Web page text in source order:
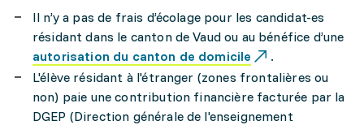
Il n’y a pas de frais d’écolage pour les candidat-es
résidant dans le canton de Vaud ou au bénéfice d’une
autorisation du canton de domicile
.
L'élève résidant à l'étranger (zones frontalières ou
non) paie une contribution financière facturée par la
DGEP (Direction générale de l'enseignement